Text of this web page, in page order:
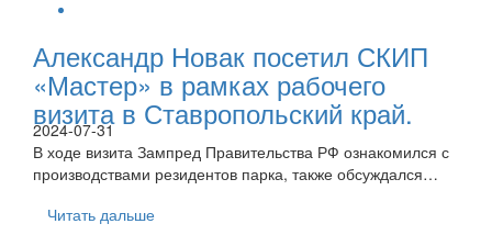
Александр Новак посетил СКИП
«Мастер» в рамках рабочего
визита в Ставропольский край.
2024-07-31
В ходе визита Зампред Правительства РФ ознакомился с
производствами резидентов парка, также обсуждался…
Читать дальше